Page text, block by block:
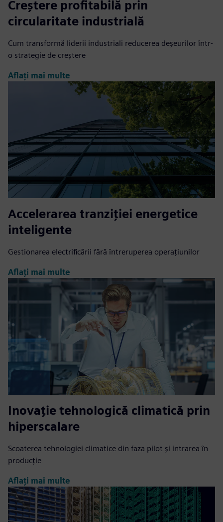
Creștere profitabilă prin
circularitate industrială
Cum transformă liderii industriali reducerea deșeurilor într-
o strategie de creștere
Aflați mai multe
Accelerarea tranziției energetice
inteligente
Gestionarea electrificării fără întreruperea operațiunilor
Aflați mai multe
Inovație tehnologică climatică prin
hiperscalare
Scoaterea tehnologiei climatice din faza pilot și intrarea în
producție
Aflați mai multe